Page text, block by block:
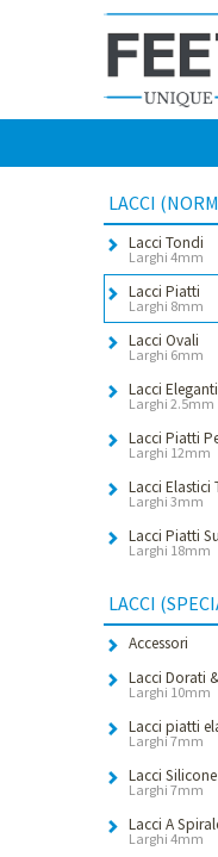
LACCI
Lacci Tondi
Larghi 4mm
Lacci Piatti
Larghi 8mm
Lacci Ovali
Larghi 6mm
Lacci Eleganti
Larghi 2.5mm
Lacci Piatti
Larghi 12mm
Lacci Elastici
Larghi 3mm
Lacci Piatti
Larghi 18mm
LACCI
Accessori
Lacci Dorati
Larghi 10mm
Lacci piatti
Larghi 7mm
Lacci
Larghi 7mm
Lacci A
Larghi 4mm